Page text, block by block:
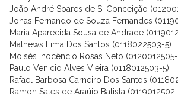
João André Soares de S. Conceição
Jonas Fernando de Souza Fernandes
Maria Aparecida Sousa de Andrade
Mathews Lima Dos Santos (0118022503-5)
Moisés Inocêncio Rosas Neto
Paulo Venicio Alves Vieira (0118012503-5)
Rafael Barbosa Carneiro Dos Santos
Ramon Sales de Araújo Batista